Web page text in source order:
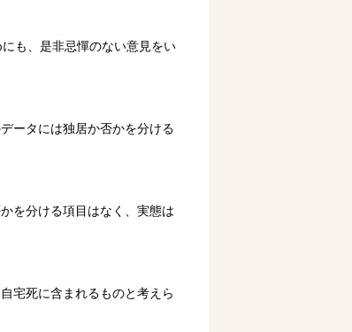
も、是非忌憚のない意見をい
ータには独居か否かを分ける
を分ける項目はなく、実態は
宅死に含まれるものと考えら